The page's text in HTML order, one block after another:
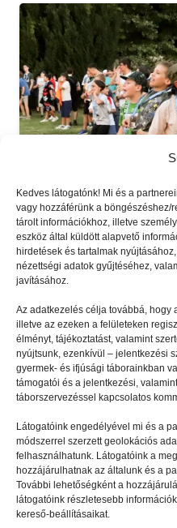
Kedves látogatónk! Mi és a
vagy hozzáférünk a böngészéshez/
tárolt információkhoz, illetve
eszköz által küldött alapvető
hirdetések és tartalmak
nézettségi adatok gyűjtéséhez,
javításához.
Az adatkezelés célja továbbá, hogy
illetve az ezeken a felületeken
élményt, tájékoztatást, valamint
nyújtsunk, ezenkívül – jelentkezési
gyermek- és ifjúsági táborainkban
támogatói és a jelentkezési,
táborszervezéssel kapcsolatos
Látogatóink engedélyével mi és a
módszerrel szerzett geolokációs
felhasználhatunk. Látogatóink a
hozzájárulhatnak az általunk és a
További lehetőségként a
látogatóink részletesebb
kereső-beállításaikat.
TÉMATÁBOROK
A jövő a 3D
táborában